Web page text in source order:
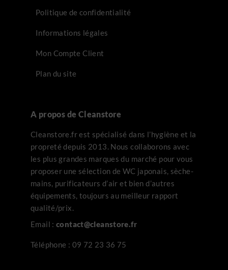
Politique de confidentialité
Informations légales
Mon Compte Client
Plan du site
A propos de Cleanstore
Cleanstore.fr est spécialisé dans l’hygiène et la
propreté depuis 2013. Nous collaborons avec
les plus grandes marques du marché pour vous
proposer une sélection de WC japonais, sèche-
mains, purificateurs d’air et bien d’autres
équipements, toujours au meilleur rapport
qualité/prix.
Email : contact@cleanstore.fr
Téléphone : 09 72 23 36 75